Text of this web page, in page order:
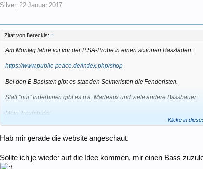
Silver 22.Januar.2017
Zitat von Bereckis: ↑
Am Montag fahre ich vor der PISA-Probe in einen schönen Bassladen:
https://www.public-peace.de/index.php/shop
Bei den E-Basisten gibt es statt den Selmeristen die Fenderisten.
Statt "nur" Inderbinen gibt es u.a. Marleaux und viele andere Bassbauer.
Mein Traumbass:
Clausthal-Zellerfeld ist mir dann wichtiger als Marburg... Arm wirst du
Klicke in
Hab mir gerade die website angeschaut.
Sollte ich je wieder auf die Idee kommen, mir einen Bass